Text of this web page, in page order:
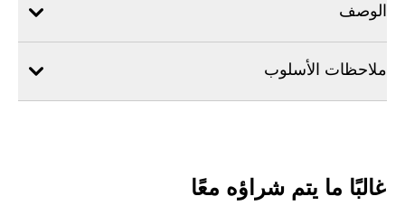
الوصف
ملاحظات الأسلوب
غالبًا ما يتم شراؤه معًا